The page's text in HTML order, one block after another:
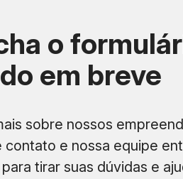
silenciosa e segura
ao metrô Cantagalo
o
em breve
sobre nossos
contato e nossa equipe
tirar suas dúvidas e